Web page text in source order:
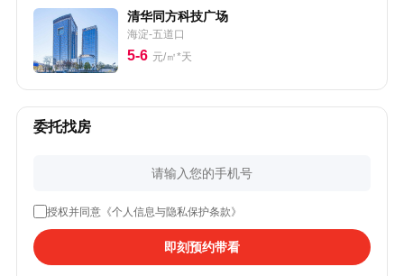
清华同方科技广场
海淀-五道口
5-6 元/㎡*天
委托找房
授权并同意《个人信息与隐私保护条款》
即刻预约带看